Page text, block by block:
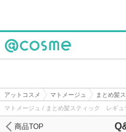
アットコスメ マトメージュ
まとめ髪
マトメージュ / まとめ髪スティック レギ
商品TOP